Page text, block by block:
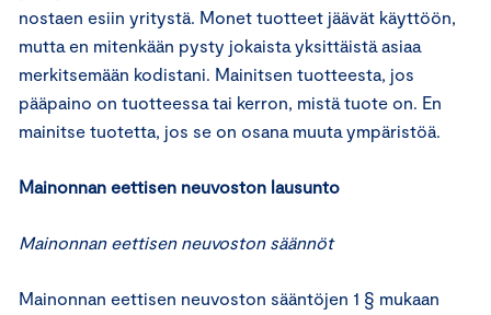
nostaen esiin yritystä. Monet tuotteet jäävät käyttöön,
mutta en mitenkään pysty jokaista yksittäistä asiaa
merkitsemään kodistani. Mainitsen tuotteesta, jos
pääpaino on tuotteessa tai kerron, mistä tuote on. En
mainitse tuotetta, jos se on osana muuta ympäristöä.
Mainonnan eettisen neuvoston lausunto
Mainonnan eettisen neuvoston säännöt
Mainonnan eettisen neuvoston sääntöjen 1 § mukaan